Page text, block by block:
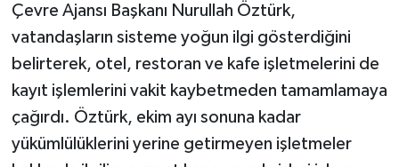
Çevre Ajansı Başkanı Nurullah Öztürk,
vatandaşların sisteme yoğun ilgi gösterdiğini
belirterek, otel, restoran ve kafe işletmelerini de
kayıt işlemlerini vakit kaybetmeden tamamlamaya
çağırdı. Öztürk, ekim ayı sonuna kadar
yükümlülüklerini yerine getirmeyen işletmeler